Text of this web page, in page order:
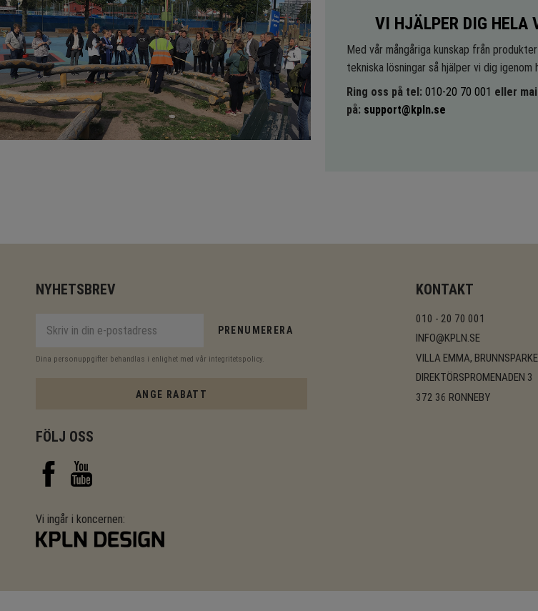
VI HJÄLPER DIG HELA
Med vår mångåriga kunskap från
tekniska lösningar så hjälper vi dig igenom
Ring oss på tel: 010-20 70 001 eller
på: support@kpln.se
NYHETSBREV
PRENUMERERA
Dina personuppgifter behandlas i enlighet med vår integritetspolicy.
ANGE RABATT
KONTAKT
010 - 20 70 001
INFO@KPLN.SE
VILLA EMMA,
DIREKTÖRSPROMENADEN 3
372 36 RONNEBY
FÖLJ OSS
Vi ingår i koncernen: